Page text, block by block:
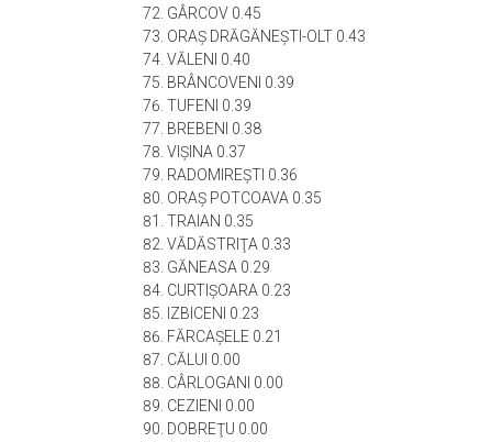
GÂRCOV 0.45
ORAŞ DRĂGĂNEŞTI-OLT 0.43
VĂLENI 0.40
BRÂNCOVENI 0.39
TUFENI 0.39
BREBENI 0.38
VIŞINA 0.37
RADOMIREŞTI 0.36
ORAŞ POTCOAVA 0.35
TRAIAN 0.35
VĂDĂSTRIŢA 0.33
GĂNEASA 0.29
CURTIŞOARA 0.23
IZBICENI 0.23
FĂRCAŞELE 0.21
CĂLUI 0.00
CÂRLOGANI 0.00
CEZIENI 0.00
DOBREŢU 0.00